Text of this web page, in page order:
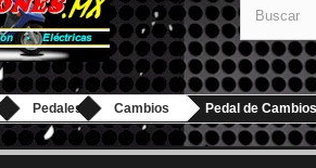
Pedales Cambios Pedal de